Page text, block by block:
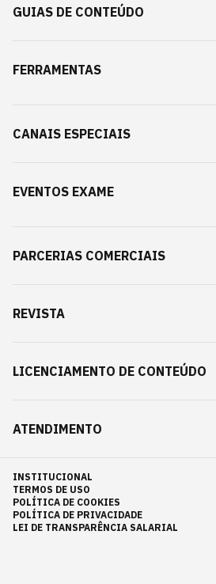
GUIAS DE CONTEÚDO
FERRAMENTAS
CANAIS ESPECIAIS
EVENTOS EXAME
PARCERIAS COMERCIAIS
REVISTA
LICENCIAMENTO DE CONTEÚDO
ATENDIMENTO
INSTITUCIONAL
TERMOS DE USO
POLÍTICA DE COOKIES
POLÍTICA DE PRIVACIDADE
LEI DE TRANSPARÊNCIA SALARIAL